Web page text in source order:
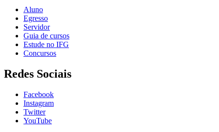
Aluno
Egresso
Servidor
Guia de cursos
Estude no IFG
Concursos
Redes Sociais
Facebook
Instagram
Twitter
YouTube